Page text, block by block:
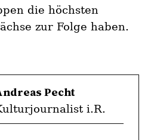
die höchsten
zur Folge haben.
Pecht
i.R.